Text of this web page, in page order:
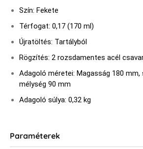
Szín: Fekete
Térfogat: 0,17 (170 ml)
Újratöltés: Tartályból
Rögzítés: 2 rozsdamentes acél
Adagoló méretei: Magasság 180
mélység 90 mm
Adagoló súlya: 0,32 kg
Paraméterek